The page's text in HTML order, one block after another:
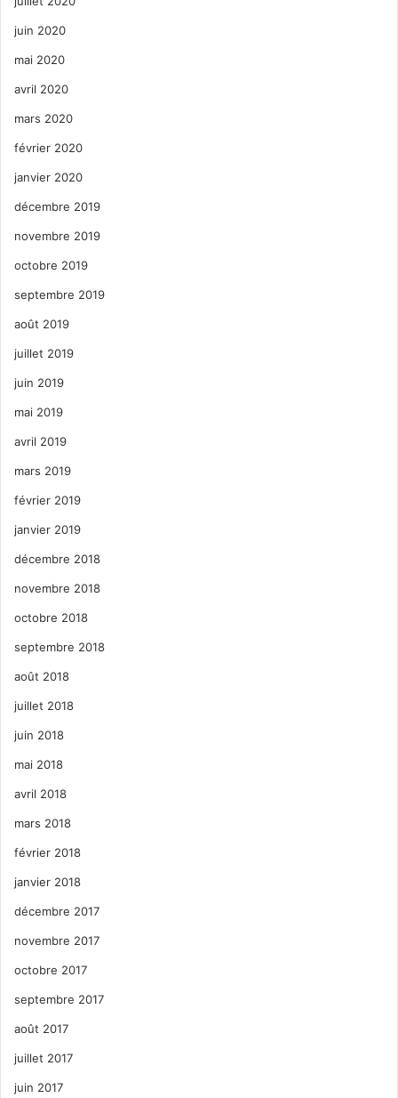
juin 2020
mai 2020
avril 2020
mars 2020
février 2020
janvier 2020
décembre 2019
novembre 2019
octobre 2019
septembre 2019
août 2019
juillet 2019
juin 2019
mai 2019
avril 2019
mars 2019
février 2019
janvier 2019
décembre 2018
novembre 2018
octobre 2018
septembre 2018
août 2018
juillet 2018
juin 2018
mai 2018
avril 2018
mars 2018
février 2018
janvier 2018
décembre 2017
novembre 2017
octobre 2017
septembre 2017
août 2017
juillet 2017
juin 2017